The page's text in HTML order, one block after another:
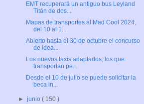
EMT recuperará un antiguo bus Leyland
Titán de dos...
Mapas de transportes al Mad Cool 2024,
del 10 al 1...
Abierto hasta el 30 de octubre el concurso
de idea...
Los nuevos taxis adaptados, los que
transportan pe...
Desde el 10 de julio se puede solicitar la
beca in...
►junio( 150 )